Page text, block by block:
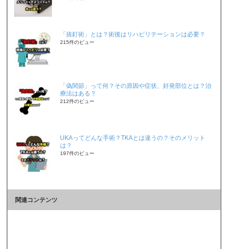
「抜釘術」とは？術後はリハビリテーションは必要？
215件のビュー
「偽関節」って何？その原因や症状、好発部位とは？治
療法はある？
212件のビュー
UKAってどんな手術？TKAとは違うの？そのメリット
は？
197件のビュー
関連コンテンツ